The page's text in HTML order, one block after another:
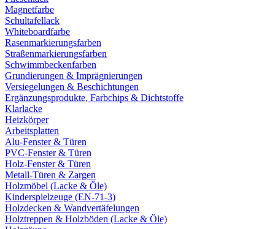
Magnetfarbe
Schultafellack
Whiteboardfarbe
Rasenmarkierungsfarben
Straßenmarkierungsfarben
Schwimmbeckenfarben
Grundierungen & Imprägnierungen
Versiegelungen & Beschichtungen
Ergänzungsprodukte, Farbchips & Dichtstoffe
Klarlacke
Heizkörper
Arbeitsplatten
Alu-Fenster & Türen
PVC-Fenster & Türen
Holz-Fenster & Türen
Metall-Türen & Zargen
Holzmöbel (Lacke & Öle)
Kinderspielzeuge (EN-71-3)
Holzdecken & Wandvertäfelungen
Holztreppen & Holzböden (Lacke & Öle)